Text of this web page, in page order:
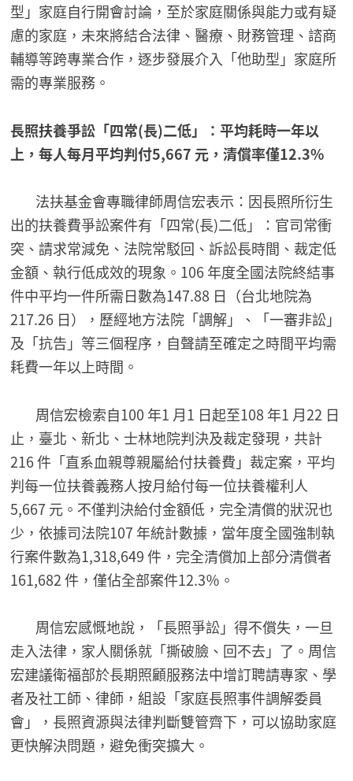
型」家庭自行開會討論，至於家庭關係與能力或有疑
慮的家庭，未來將結合法律、醫療、財務管理、諮商
輔導等跨專業合作，逐步發展介入「他助型」家庭所
需的專業服務。
長照扶養爭訟「四常(長)二低」：平均耗時一年以
上，每人每月平均判付5,667 元，清償率僅12.3%
法扶基金會專職律師周信宏表示：因長照所衍生
出的扶養費爭訟案件有「四常(長)二低」：官司常衝
突、請求常減免、法院常駁回、訴訟長時間、裁定低
金額、執行低成效的現象。106 年度全國法院終結事
件中平均一件所需日數為147.88 日（台北地院為
217.26 日），歷經地方法院「調解」、「一審非訟」
及「抗告」等三個程序，自聲請至確定之時間平均需
耗費一年以上時間。
周信宏檢索自100 年1 月1 日起至108 年1 月22 日
止，臺北、新北、士林地院判決及裁定發現，共計
216 件「直系血親尊親屬給付扶養費」裁定案，平均
判每一位扶養義務人按月給付每一位扶養權利人
5,667 元。不僅判決給付金額低，完全清償的狀況也
少，依據司法院107 年統計數據，當年度全國強制執
行案件數為1,318,649 件，完全清償加上部分清償者
161,682 件，僅佔全部案件12.3％。
周信宏感慨地說，「長照爭訟」得不償失，一旦
走入法律，家人關係就「撕破臉、回不去」了。周信
宏建議衛福部於長期照顧服務法中增訂聘請專家、學
者及社工師、律師，組設「家庭長照事件調解委員
會」，長照資源與法律判斷雙管齊下，可以協助家庭
更快解決問題，避免衝突擴大。